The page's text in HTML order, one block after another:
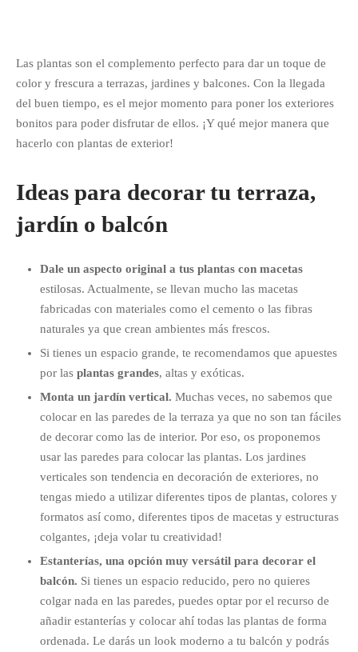
Las plantas son el complemento perfecto para dar un toque de
color y frescura a terrazas, jardines y balcones. Con la llegada
del buen tiempo, es el mejor momento para poner los exteriores
bonitos para poder disfrutar de ellos. ¡Y qué mejor manera que
hacerlo con plantas de exterior!
Ideas para decorar tu terraza,
jardín o balcón
Dale un aspecto original a tus plantas con macetas
estilosas. Actualmente, se llevan mucho las macetas
fabricadas con materiales como el cemento o las fibras
naturales ya que crean ambientes más frescos.
Si tienes un espacio grande, te recomendamos que apuestes
por las plantas grandes, altas y exóticas.
Monta un jardín vertical. Muchas veces, no sabemos que
colocar en las paredes de la terraza ya que no son tan fáciles
de decorar como las de interior. Por eso, os proponemos
usar las paredes para colocar las plantas. Los jardines
verticales son tendencia en decoración de exteriores, no
tengas miedo a utilizar diferentes tipos de plantas, colores y
formatos así como, diferentes tipos de macetas y estructuras
colgantes, ¡deja volar tu creatividad!
Estanterías, una opción muy versátil para decorar el
balcón. Si tienes un espacio reducido, pero no quieres
colgar nada en las paredes, puedes optar por el recurso de
añadir estanterías y colocar ahí todas las plantas de forma
ordenada. Le darás un look moderno a tu balcón y podrás